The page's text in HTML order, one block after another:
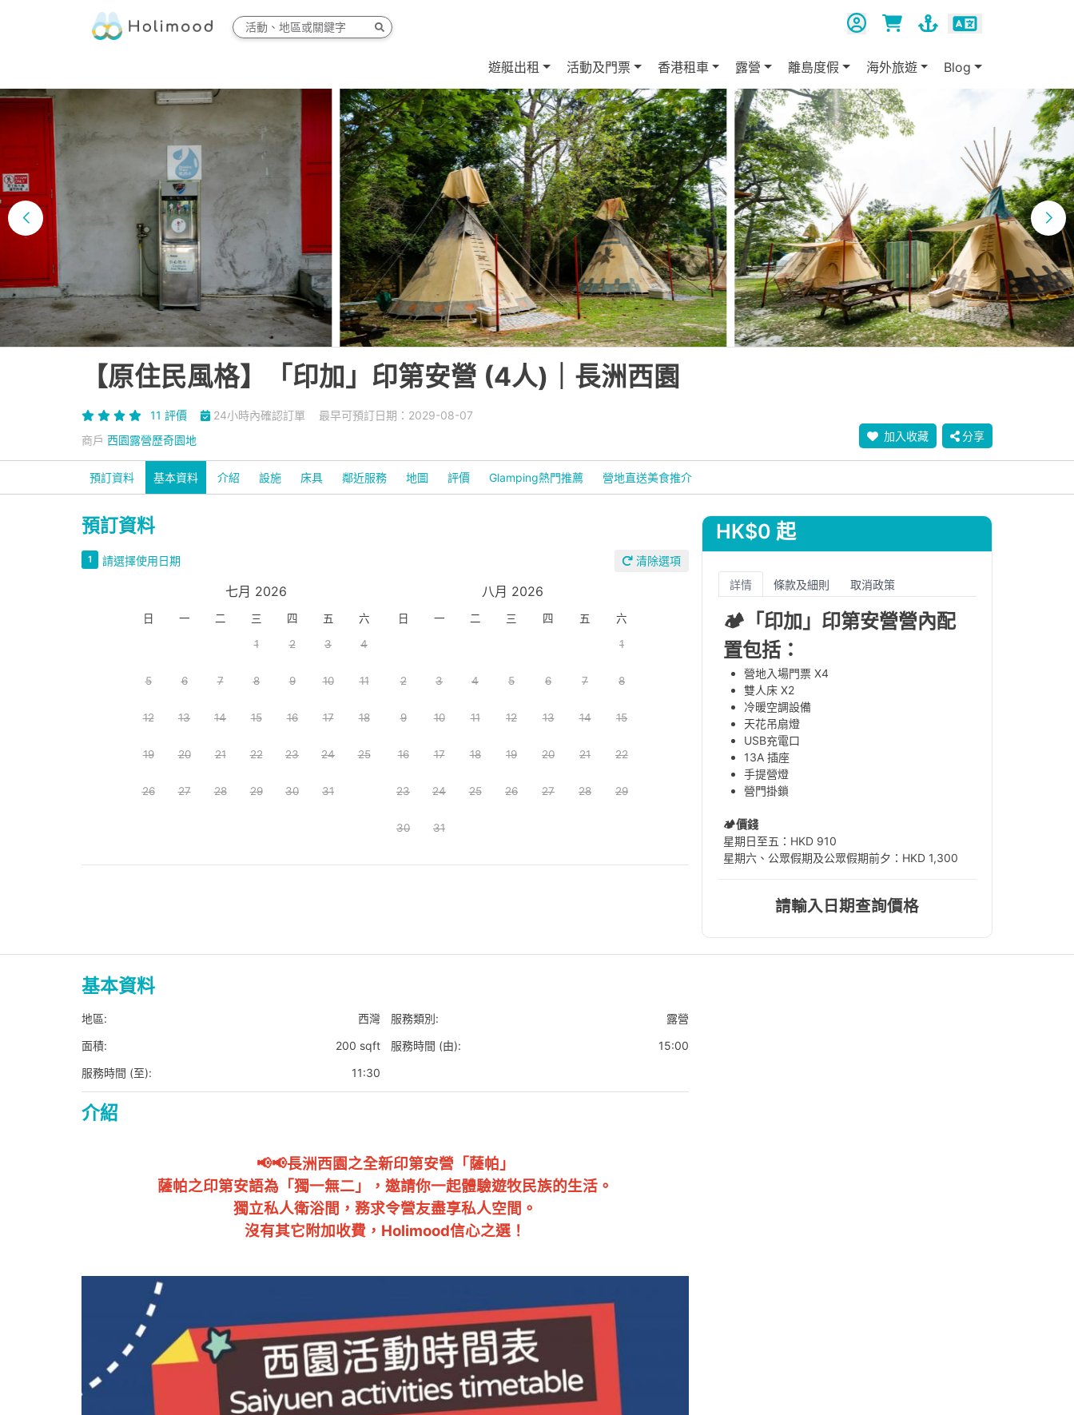
遊艇出租 活動及門票 香港租車 露營 離島度假 海外旅遊 Blog
【原住民風格】「印加」印第安營 (4人)｜長洲西園
11 評價 24小時內確認訂單
最早可預訂日期：2029-08-07
商戶 西園露營歷奇園地 加入收藏 分享
預訂資料 基本資料 介紹 設施 床具 鄰近服務 地圖 評價 Glamping熱門推薦 營地直送美食推介
預訂資料
1 請選擇使用日期 清除選項
七月 2026
日 一 二 三 四 五
六
1
2 3 4
5 6 7 8 9 10 11
12 13 14 15 16 17 18
19 20 21 22 23 24 25
26 27 28 29 30 31
八月 2026
日 一 二 三 四 五
六
1
2 3 4 5 6 7 8
9 10 11 12 13 14 15
16 17 18 19 20 21 22
23 24 25 26 27 28 29
30 31
HK$0 起
詳情 條款及細則 取消政策
🏕️ 「印加 」印第安營營內配
置包括 ：
營地入場門票 X4
雙人床 X2
冷暖空調設備
天花吊扇燈
USB充電口
13A 插座
手提營燈
營門掛鎖
🏕️價錢
星期日至五：HKD 910
星期六、公眾假期及公眾假期前夕：HKD 1,300
請輸入日期查詢價格
基本資料
地區: 西灣 服務類別:
露營
面積:
200 sqft 服務時間 (由):
15:00
服務時間 (至):
11:30
介紹
📢📢長洲西園之全新印第安營「薩帕」
薩帕之印第安語為「獨一無二」，邀請你一起體驗遊牧民族的生活。
獨立私人衛浴間，務求令營友盡享私人空間。
沒有其它附加收費，Holimood信心之選！